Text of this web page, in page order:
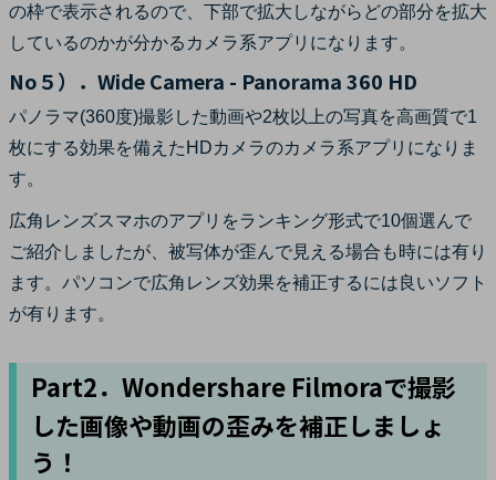
の枠で表示されるので、下部で拡大しながらどの部分を拡大
しているのかが分かるカメラ系アプリになります。
No５）．Wide Camera - Panorama 360 HD
パノラマ(360度)撮影した動画や2枚以上の写真を高画質で1
枚にする効果を備えたHDカメラのカメラ系アプリになりま
す。
広角レンズスマホのアプリをランキング形式で10個選んで
ご紹介しましたが、被写体が歪んで見える場合も時には有り
ます。パソコンで広角レンズ効果を補正するには良いソフト
が有ります。
Part2．Wondershare Filmoraで撮影
した画像や動画の歪みを補正しましょ
う！